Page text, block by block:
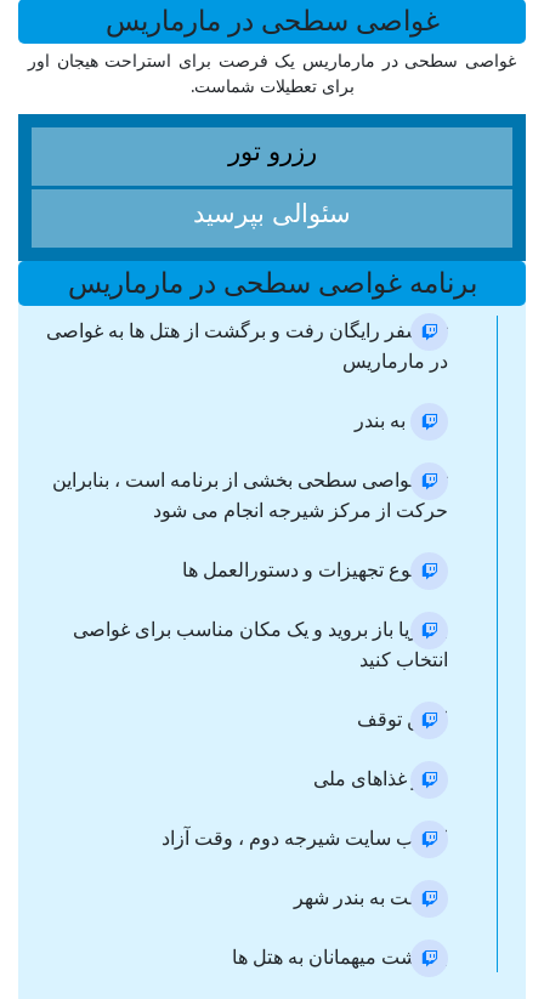
غواصی سطحی در مارماریس
غواصی سطحی در مارماریس یک فرصت برای استراحت هیجان اور
برای تعطیلات شماست.
رزرو تور
سئوالی بپرسید
برنامه غواصی سطحی در مارماریس
ترانسفر رایگان رفت و برگشت از هتل ها به غواصی
در مارماریس
ورود به بندر
تور غواصی سطحی بخشی از برنامه است ، بنابراین
حرکت از مرکز شیرجه انجام می شود
موضوع تجهیزات و دستورالعمل ها
به دریا باز بروید و یک مکان مناسب برای غواصی
انتخاب کنید
اولین توقف
ناهار غذاهای ملی
انتخاب سایت شیرجه دوم ، وقت آزاد
عزیمت به بندر شهر
بازگشت میهمانان به هتل ها